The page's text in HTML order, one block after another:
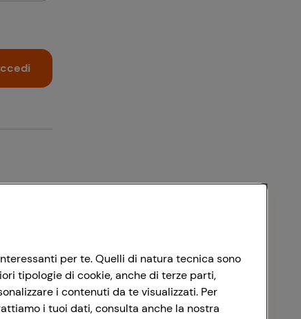
per te. Quelli di natura tecnica sono
tipologie di cookie, anche di terze parti,
i contenuti da te visualizzati. Per
i tuoi dati, consulta anche la nostra